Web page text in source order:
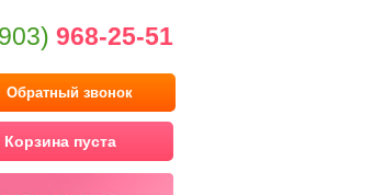
968-25-51
Обратный звонок
Корзина пуста